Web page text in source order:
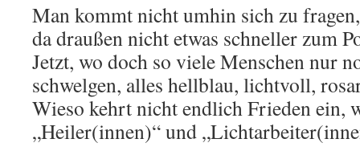
Man kommt nicht umhin sich zu
da draußen nicht etwas schneller zum
Jetzt, wo doch so viele Menschen nur
schwelgen, alles hellblau, lichtvoll,
Wieso kehrt nicht endlich Frieden ein,
„Heiler(innen)“ und